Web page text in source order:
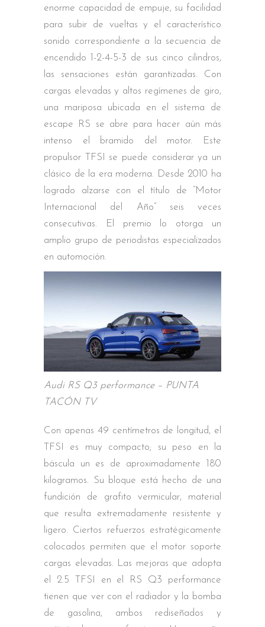
enorme capacidad de empuje, su facilidad
para subir de vueltas y el característico
sonido correspondiente a la secuencia de
encendido 1-2-4-5-3 de sus cinco cilindros,
las sensaciones están garantizadas. Con
cargas elevadas y altos regímenes de giro,
una mariposa ubicada en el sistema de
escape RS se abre para hacer aún más
intenso el bramido del motor. Este
propulsor TFSI se puede considerar ya un
clásico de la era moderna. Desde 2010 ha
logrado alzarse con el título de “Motor
Internacional del Año” seis veces
consecutivas. El premio lo otorga un
amplio grupo de periodistas especializados
en automoción.
Audi RS Q3 performance – PUNTA
TACÓN TV
Con apenas 49 centímetros de longitud, el
TFSI es muy compacto; su peso en la
báscula un es de aproximadamente 180
kilogramos. Su bloque está hecho de una
fundición de grafito vermicular, material
que resulta extremadamente resistente y
ligero. Ciertos refuerzos estratégicamente
colocados permiten que el motor soporte
cargas elevadas. Las mejoras que adopta
el 2.5 TFSI en el RS Q3 performance
tienen que ver con el radiador y la bomba
de gasolina, ambos rediseñados y